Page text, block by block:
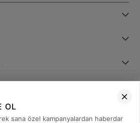
473 08 08
OL
sana özel kampanyalardan haberdar